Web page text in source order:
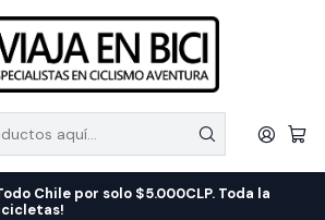
Chile por solo $5.000CLP. Toda la